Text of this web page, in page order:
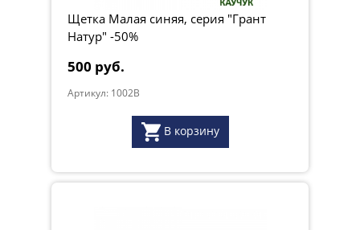
Щетка Малая синяя, серия "Грант
Натур" -50%
500 руб.
Артикул: 1002B
В корзину